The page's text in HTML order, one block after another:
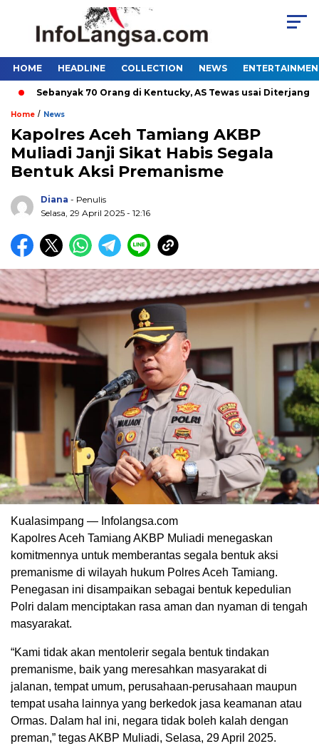
HOME HEADLINE COLLECTION NEWS
Sebanyak 70 Orang di Kentucky, AS Tewas usai Diterjang
Home / News
Kapolres Aceh Tamiang AKBP
Muliadi Janji Sikat Habis Segala
Bentuk Aksi Premanisme
Diana - Penulis
Selasa, 29 April 2025 - 12:16
Kualasimpang — Infolangsa.com
Kapolres Aceh Tamiang AKBP Muliadi menegaskan
komitmennya untuk memberantas segala bentuk aksi
premanisme di wilayah hukum Polres Aceh Tamiang.
Penegasan ini disampaikan sebagai bentuk kepedulian
Polri dalam menciptakan rasa aman dan nyaman di tengah
masyarakat.
“Kami tidak akan mentolerir segala bentuk tindakan
premanisme, baik yang meresahkan masyarakat di
jalanan, tempat umum, perusahaan-perusahaan maupun
tempat usaha lainnya yang berkedok jasa keamanan atau
Ormas. Dalam hal ini, negara tidak boleh kalah dengan
preman,” tegas AKBP Muliadi, Selasa, 29 April 2025.